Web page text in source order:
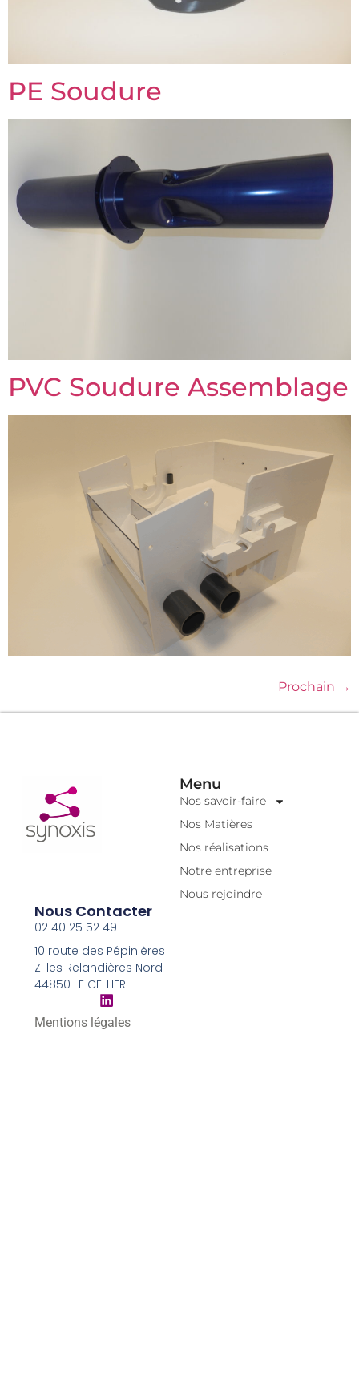
PE Soudure
PVC Soudure Assemblage
Prochain →
Menu
Nos savoir-faire
Nos Matières
Nos réalisations
Notre entreprise
Nous rejoindre
Nous Contacter
02 40 25 52 49
10 route des Pépinières
ZI les Relandières Nord
44850 LE CELLIER
Mentions légales